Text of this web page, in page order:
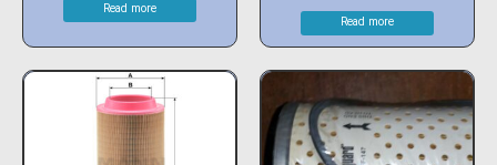
Read more
Read more